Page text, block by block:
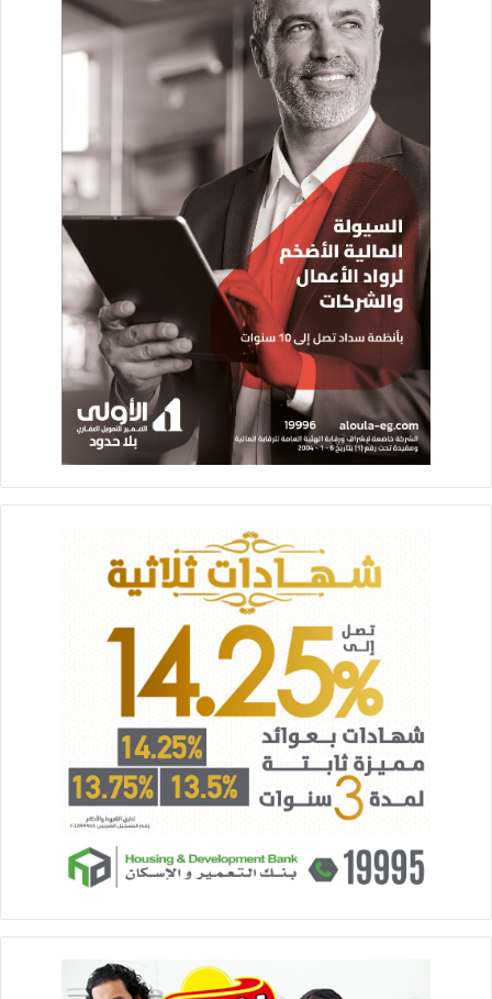
كتب / محمد رضوان
فى إطار توجيهات الطيار محمد منار وزير الطيران المدنى بتعزيز
التعاون مع الشركات العالمية الرائدة فى مجالات الطاقة النظيفة
والرقمنة والذكاء الإصطناعى استقبلت الشركة الوطنية مصرللطيران
وفدا من شركة سيمنس العالمية بهدف التعرف علي أنشطة الشركة
وبحث أوجه التعاون المشترك .
وصرح الطيار عمرو أبو العينين رئيس الشركة القابضة لمصر للطيران
أن هذه الزيارة تأتى فى إطار حرص الشركة الوطنية على التوسع فى
تبادل الخبرات والتدريب والتعاون مع كبريات الشركات العالمية فى
مختلف أنشطة النقل الجوى باستخدام أحدث النظم التكنولوجية
وقد تضمنت الزيارة جولة بمجمع صيانة وعمرة المحركات بشركة
مصر للطيران للصيانة والأعمال الفنية الذي يعد أحد أكبر ورش صيانة
المحركات بالشرق الأوسط، وكان في استقبال الوفد المهندس يحيي
زكريا رئيس مجلس إدارة شركة مصرللطيران للصيانة والأعمال
الفنية حيث استمع الوفد إلى شرح مفصل عن الإمكانات الفنية
للشركة فى مجال صيانة وعمرة المحركات والتى تتم وفق أعلى
المقاييس الدولية
كما قام وفد سيمنس بزيارة أكاديمية مصر للطيران للتدريب للتعرف
على الامكانيات المختلفة الموجودة بالأكاديمية .. وخلال الزيارة
استمع الوفد إلى شرح من الطيار إيهاب الطحطاوى رئيس أكاديمية
مصر للطيران للتدريب عن أنظمة وبرامج التدريب الحديثة والمتنوعة
التى تقدمها الأكاديمية للعاملين بقطاع الطيران فى مختلف
التخصصات وكذلك للمتدربين والدارسين من مختلف الشركات
والهيئات فى مصر والدول العربية والإفريقية ومختلف دول العالم
كما تفقد الوفد أحدث أجهزة التدريب التمثيلى “السميليتور”
وعقب الزيارة أشاد وفد شركة سيمنس بما وصلت إليه مصر